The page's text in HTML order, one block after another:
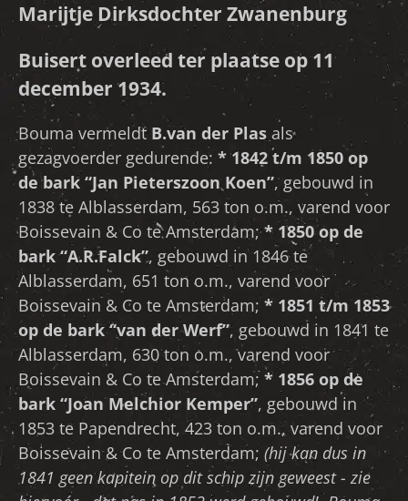
Marijtje Dirksdochter Zwanenburg
Buisert overleed ter plaatse op 11
december 1934.
Bouma vermeldt B.van der Plasals
gezagvoerder gedurende: * 1842 t/m 1850 op
de bark “Jan Pieterszoon Koen”, gebouwd in
1838 te Alblasserdam, 563 ton o.m., varend voor
Boissevain & Co te Amsterdam;* 1850 op de
bark “A.R.Falck”, gebouwd in 1846 te
Alblasserdam, 651 ton o.m., varend voor
Boissevain & Co te Amsterdam; * 1851 t/m 1853
op de bark “van der Werf”, gebouwd in 1841 te
Alblasserdam, 630 ton o.m., varend voor
Boissevain & Co te Amsterdam;* 1856 op de
bark “Joan Melchior Kemper”, gebouwd in
1853 te Papendrecht, 423 ton o.m., varend voor
Boissevain & Co te Amsterdam;(hij kan dus in
1841 geen kapitein op dit schip zijn geweest - zie